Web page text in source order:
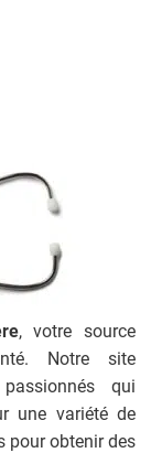
, votre source
Notre site
qui
une variété de
pour obtenir des